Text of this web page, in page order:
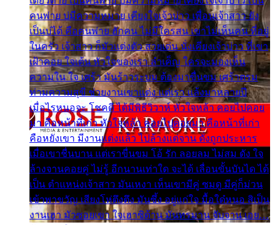
คนพ่าย บ่มีความหมาย เคียงใจเจ้าบ่าว เพื่อนเจ้าสาว ยัง
เป็นบ่ได้ คือคนพ่าย ฮักคน ไม่มีใครสน เขาไม่เห็นคน ที่อยู่
ในครัว เจ้าสาว ก็มัวแต่งตัว สวยเด่น นั่งเคียงเจ้าบ่าว ที่เขา
เฝ้าคอย ใจเต้น หัวใจของเรา ลำเค็ญ ใครจะมองเห็น
ความใน ใจ เศร้า มันร้าวระบม ต้องมาขื่นขม เศร้าตรม
ท่ามความสุขี ช่วยงานเขาแต่ง แต่เรา แล้งมาหลายปี
เมื่อไรหนอจะ โชคดี ได้มีพิธีวิวาห์ หัวใจหล้า คอยไปคอย
มา คือหน้าที่เก่า หัวใจหล้า คอยไปคอยมา คือหน้าที่เก่า
คือหยังเขา มีงานแต่งแล้ว ไปล้างแต่จาน ดั่งถูกประหาร
เมื่อเขาชื่นบาน แต่เราขื่นขม โอ้ รัก ลอยลม ไม่สม ดัง ใจ
ล้างจานคอยคู่ ไม่รู้ อีกนานเท่าใด จะได้ เลื่อนขั้นบันได ได้
เป็น ตำแหน่งเจ้าสาว มันเหงา เห็นเขามีคู่ ซมดู มีคู่ก็ม่วน
เข้าพาขวัญ เสียงโห่ตึงตึง มันซึ้ง อยู่แก่ใจ มื้อใด๋หนอ สิเป็น
งานเฮา มัวซอยเขา ใจเฮาซิด้าน มันทรมาน จับจาน เอย…